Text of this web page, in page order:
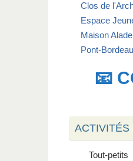
Clos de
Espace
Maison
Pont-Bordeau
📧
ACTIVITÉS
Tout-petits